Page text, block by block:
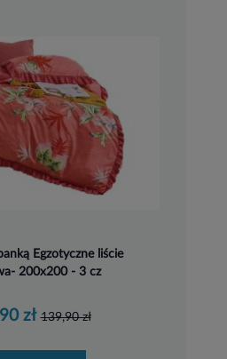
Egzotyczne liście
200x200 - 3 cz
zł 139,90 zł